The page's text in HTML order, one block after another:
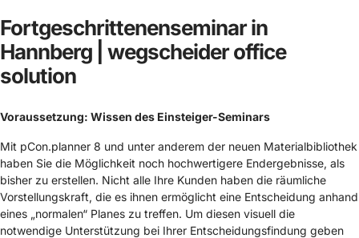
Fortgeschrittenenseminar in
Hannberg | wegscheider office
solution
Voraussetzung: Wissen des Einsteiger-Seminars
Mit pCon.planner 8 und unter anderem der neuen Materialbibliothek
haben Sie die Möglichkeit noch hochwertigere Endergebnisse, als
bisher zu erstellen. Nicht alle Ihre Kunden haben die räumliche
Vorstellungskraft, die es ihnen ermöglicht eine Entscheidung anhand
eines „normalen“ Planes zu treffen. Um diesen visuell die
notwendige Unterstützung bei Ihrer Entscheidungsfindung geben